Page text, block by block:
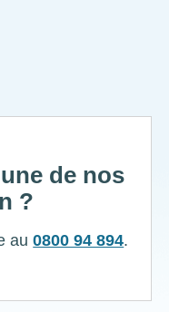
de nos
?
au0800 94 894.